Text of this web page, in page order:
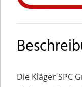
Die Kläger SPC